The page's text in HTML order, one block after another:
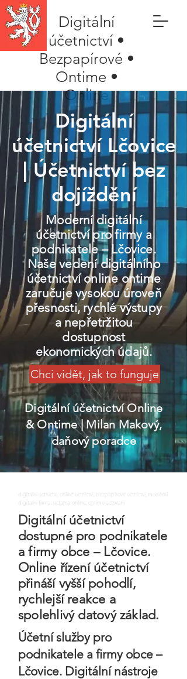
Digitální
účetnictví •
Bezpapírové •
Ontime •
Online
Digitální
účetnictví Lčovice
| Účetnictví bez
dojíždění
Moderní digitální
účetnictví pro firmy a
podnikatele – Lčovice.
Naše vedení digitálního
účetnictví online ontime
zaručuje vysokou úroveň
přesnosti, rychlé výstupy
a nepřetržitou
dostupnost
ekonomických údajů.
Chci vidět, jak to funguje
Digitální účetnictví Online
& Ontime| Milan Makový,
daňový poradce
digitalni uctnictvi, online uctnictvi, bezpapirove uctnictvi, moderni
digitalni firma, uctarna online, ontime uctovani
Digitální účetnictví
dostupné pro podnikatele
a firmy obce – Lčovice.
Online řízení účetnictví
přináší vyšší pohodlí,
rychlejší reakce a
spolehlivý datový základ.
Účetní služby pro
podnikatele a firmy obce –
Lčovice. Digitální nástroje